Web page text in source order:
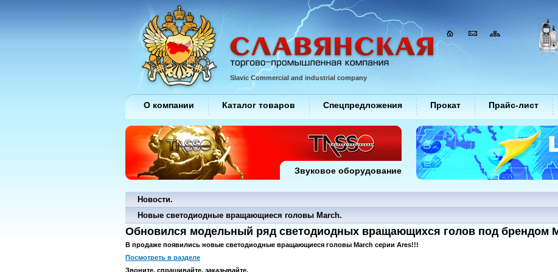
Новости.
Новые светодиодные вращающиеся головы March.
Обновился модельный ряд светодиодных вращающихся голов под брендом
В продаже появились новые светодиодные вращающиеся головы March серии Ares!!!
Посмотреть в разделе
Звоните, спрашивайте, заказывайте.
Slavic Commercial and industrial company
О компании Каталог товаров Спецпредложения Прокат Прайс-лист
Звуковое оборудование